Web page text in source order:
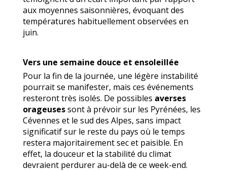
aux moyennes saisonnières, évoquant des
températures habituellement observées en
juin.
Vers une semaine douce et ensoleillée
Pour la fin de la journée, une légère instabilité
pourrait se manifester, mais ces événements
resteront très isolés. De possibles averses
orageusessont à prévoir sur les Pyrénées, les
Cévennes et le sud des Alpes, sans impact
significatif sur le reste du pays où le temps
restera majoritairement sec et paisible. En
effet, la douceur et la stabilité du climat
devraient perdurer au-delà de ce week-end.